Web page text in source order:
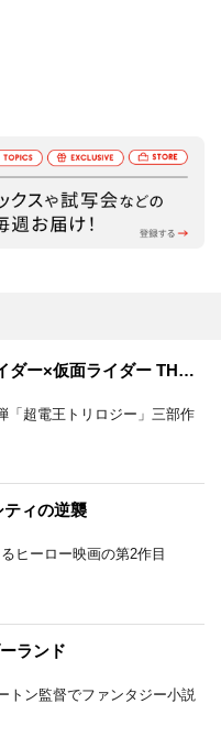
ダー×仮面ライダー THE
ー EPISODE RED ゼロの
「超電王トリロジー」三部作
ィの逆襲
ヒーロー映画の第2作目
ランド
トン監督でファンタジー小説